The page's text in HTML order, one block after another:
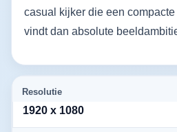
casual kijker die een
vindt dan absolute
Resolutie
1920 x 1080